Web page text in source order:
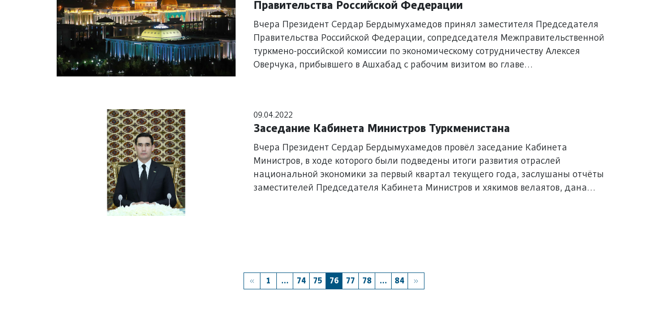
Правительства Российской Федерации
Вчера Президент Сердар Бердымухамедов принял заместителя Председателя
Правительства Российской Федерации, сопредседателя Межправительственной
туркмено-российской комиссии по экономическому сотрудничеству Алексея
Оверчука, прибывшего в Ашхабад с рабочим визитом во главе
09.04.2022
Заседание Кабинета Министров Туркменистана
Вчера Президент Сердар Бердымухамедов провёл заседание Кабинета
Министров, в ходе которого были подведены итоги развития отраслей
национальной экономики за первый квартал текущего года, заслушаны отчёты
заместителей Председателя Кабинета Министров и хякимов велаятов, дана
1 ... 74 75 76 77 78 ... 84